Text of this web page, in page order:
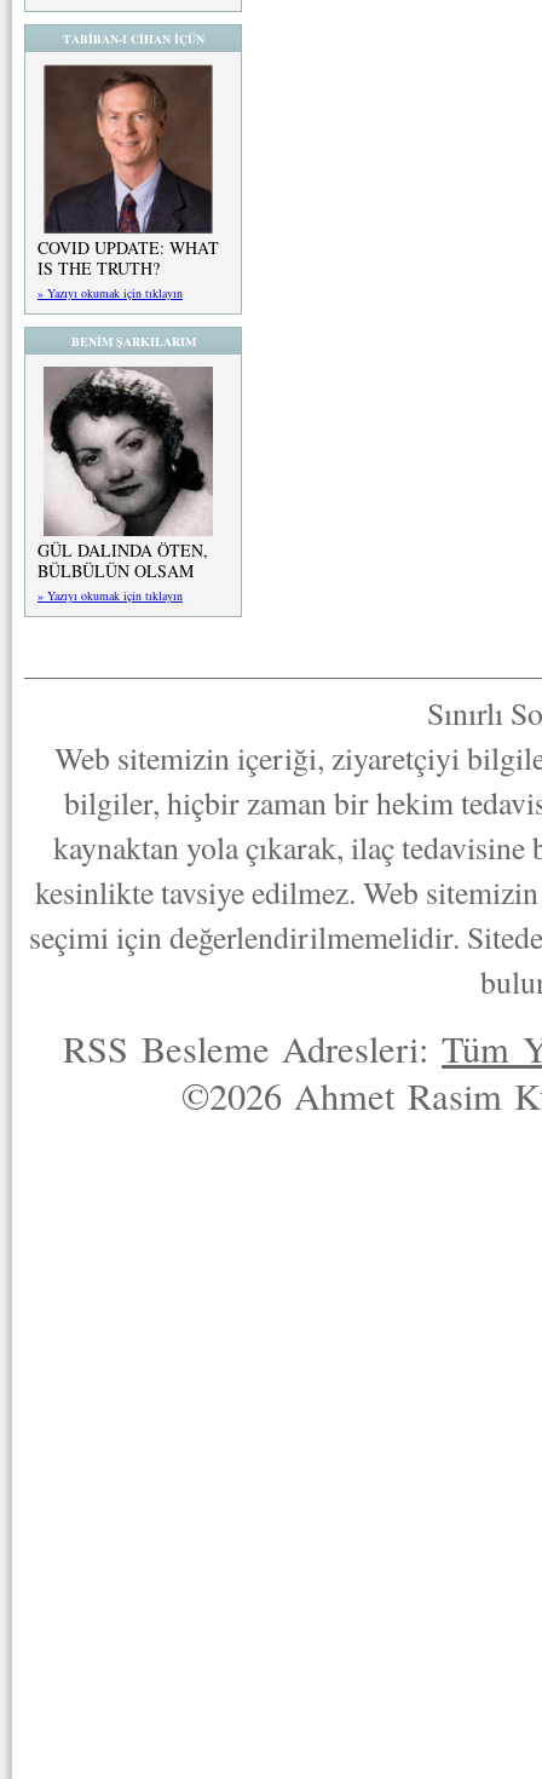
TABİBAN-I CİHAN İÇÜN
COVID UPDATE: WHAT
IS THE TRUTH?
» Yazıyı okumak için tıklayın
BENİM ŞARKILARIM
GÜL DALINDA ÖTEN,
BÜLBÜLÜN OLSAM
» Yazıyı okumak için tıklayın
Sınırlı
Web sitemizin içeriği, ziyaretçiyi
bilgiler, hiçbir zaman bir hekim
kaynaktan yola çıkarak, ilaç
kesinlikte tavsiye edilmez. Web
seçimi için değerlendirilmemelidir.
RSS Besleme Adresleri:Tüm
©2026 Ahmet Rasim